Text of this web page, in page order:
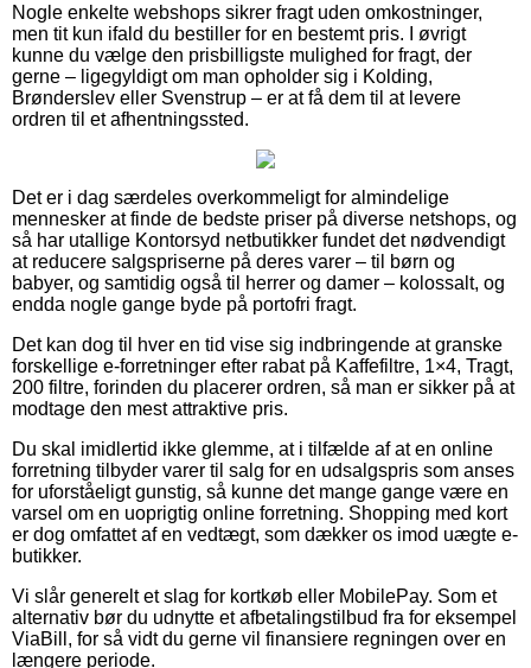
Nogle enkelte webshops sikrer fragt uden omkostninger,
men tit kun ifald du bestiller for en bestemt pris. I øvrigt
kunne du vælge den prisbilligste mulighed for fragt, der
gerne – ligegyldigt om man opholder sig i Kolding,
Brønderslev eller Svenstrup – er at få dem til at levere
ordren til et afhentningssted.
Det er i dag særdeles overkommeligt for almindelige
mennesker at finde de bedste priser på diverse netshops, og
så har utallige Kontorsyd netbutikker fundet det nødvendigt
at reducere salgspriserne på deres varer – til børn og
babyer, og samtidig også til herrer og damer – kolossalt, og
endda nogle gange byde på portofri fragt.
Det kan dog til hver en tid vise sig indbringende at granske
forskellige e-forretninger efter rabat på Kaffefiltre, 1×4, Tragt,
200 filtre, forinden du placerer ordren, så man er sikker på at
modtage den mest attraktive pris.
Du skal imidlertid ikke glemme, at i tilfælde af at en online
forretning tilbyder varer til salg for en udsalgspris som anses
for uforståeligt gunstig, så kunne det mange gange være en
varsel om en uoprigtig online forretning. Shopping med kort
er dog omfattet af en vedtægt, som dækker os imod uægte e-
butikker.
Vi slår generelt et slag for kortkøb eller MobilePay. Som et
alternativ bør du udnytte et afbetalingstilbud fra for eksempel
ViaBill, for så vidt du gerne vil finansiere regningen over en
længere periode.